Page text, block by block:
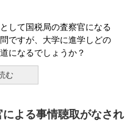
して国税局の査察官になる
ですが、大学に進学しどの
になるでしょうか？
む
よる事情聴取がなされ